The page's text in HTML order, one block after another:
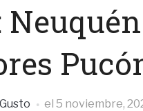
el 5 noviembre,